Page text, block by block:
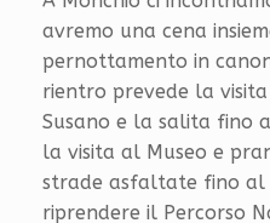
avremo una cena
pernottamento in
rientro prevede la
Susano e la salita fino
la visita al Museo e
strade asfaltate fino al
riprendere il Percorso